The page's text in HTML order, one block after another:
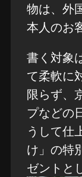
物は、外
本人のお
書く対象
て柔軟に
限らず、
プなどの
うして仕
け」の特
ゼントと